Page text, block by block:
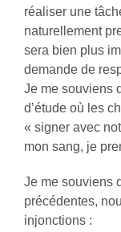
réaliser une
naturellement
sera bien plus
demande de
Je me souviens
d’étude où les
« signer avec
mon sang, je
Je me souviens
précédentes,
injonctions :